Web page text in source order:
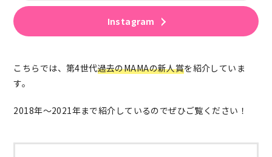
Instagram
こちらでは、第4世代過去のMAMAの新人賞を紹介していま
す。
2018年～2021年まで紹介しているのでぜひご覧ください！